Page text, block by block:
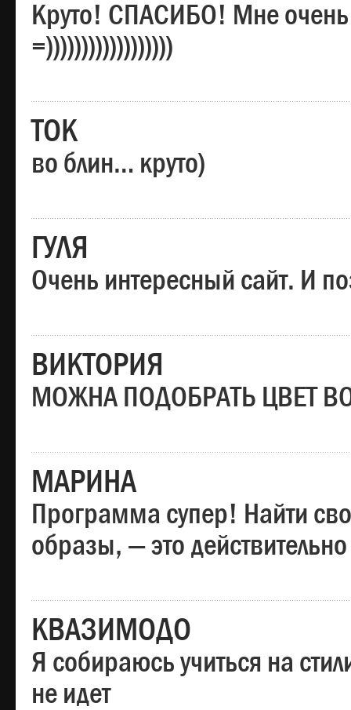
Круто! СПАСИБО! Мне
=))))))))))))))))))
ТОК
во блин… круто)
ГУЛЯ
Очень интересный сайт. И
ВИКТОРИЯ
МОЖНА ПОДОБРАТЬ ЦВЕТ
МАРИНА
Программа супер! Найти
образы, — это
КВАЗИМОДО
Я собираюсь учиться на
не идет